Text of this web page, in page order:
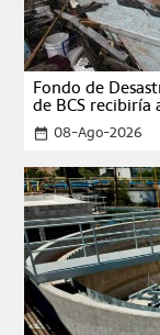
Fondo de
de BCS
date_range 08-Ago-2026